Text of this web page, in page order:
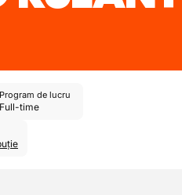
Program de lucru
Full-time